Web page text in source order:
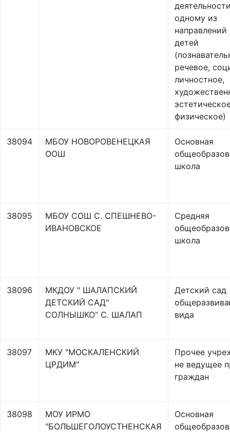
одному из
направлений
детей
речевое,
личностное,
физическое)
38094
МБОУ НОВОРОВЕНЕЦКАЯ
ООШ
Основная
школа
38095
МБОУ СОШ С. СПЕШНЕВО-
ИВАНОВСКОЕ
Средняя
школа
38096
МКДОУ " ШАЛАПСКИЙ
ДЕТСКИЙ САД"
СОЛНЫШКО" С. ШАЛАП
Детский сад
вида
38097
МКУ "МОСКАЛЕНСКИЙ
ЦРДИМ"
Прочее
не ведущее
граждан
38098
МОУ ИРМО
"БОЛЬШЕГОЛОУСТНЕНСКАЯ
Основная